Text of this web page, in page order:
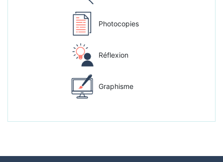
Photocopies
Réflexion
Graphisme